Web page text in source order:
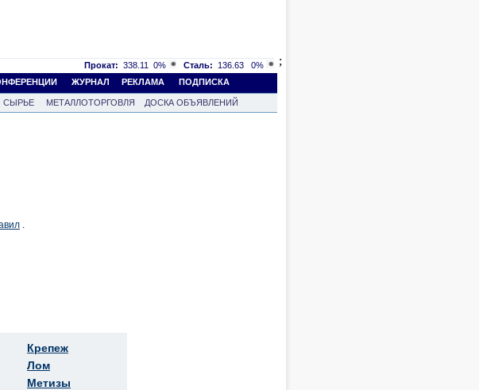
Прокат: 338.11 0% Сталь: 136.63
0%
ЖУРНАЛ РЕКЛАМА ПОДПИСКА
СЫРЬЕ МЕТАЛЛОТОРГОВЛЯ
ДОСКА ОБЪЯВЛЕНИЙ
;
Крепеж
Лом
Метизы